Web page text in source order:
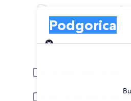
Busca
Podgorica
Entrega
Fecha de entrega
Conductor menor de 30 o
Puede ser necesario un cargo